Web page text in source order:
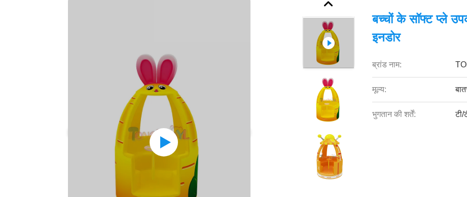
बच्चों के सॉफ्ट प्ले
इनडोर
ब्रांड नाम:
मूल्य:
भुगतान की शर्तें: टी/